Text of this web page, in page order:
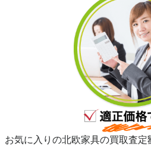
お気に入りの北欧家具の買取査